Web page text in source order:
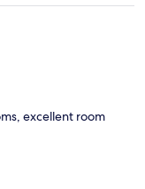
excellent room